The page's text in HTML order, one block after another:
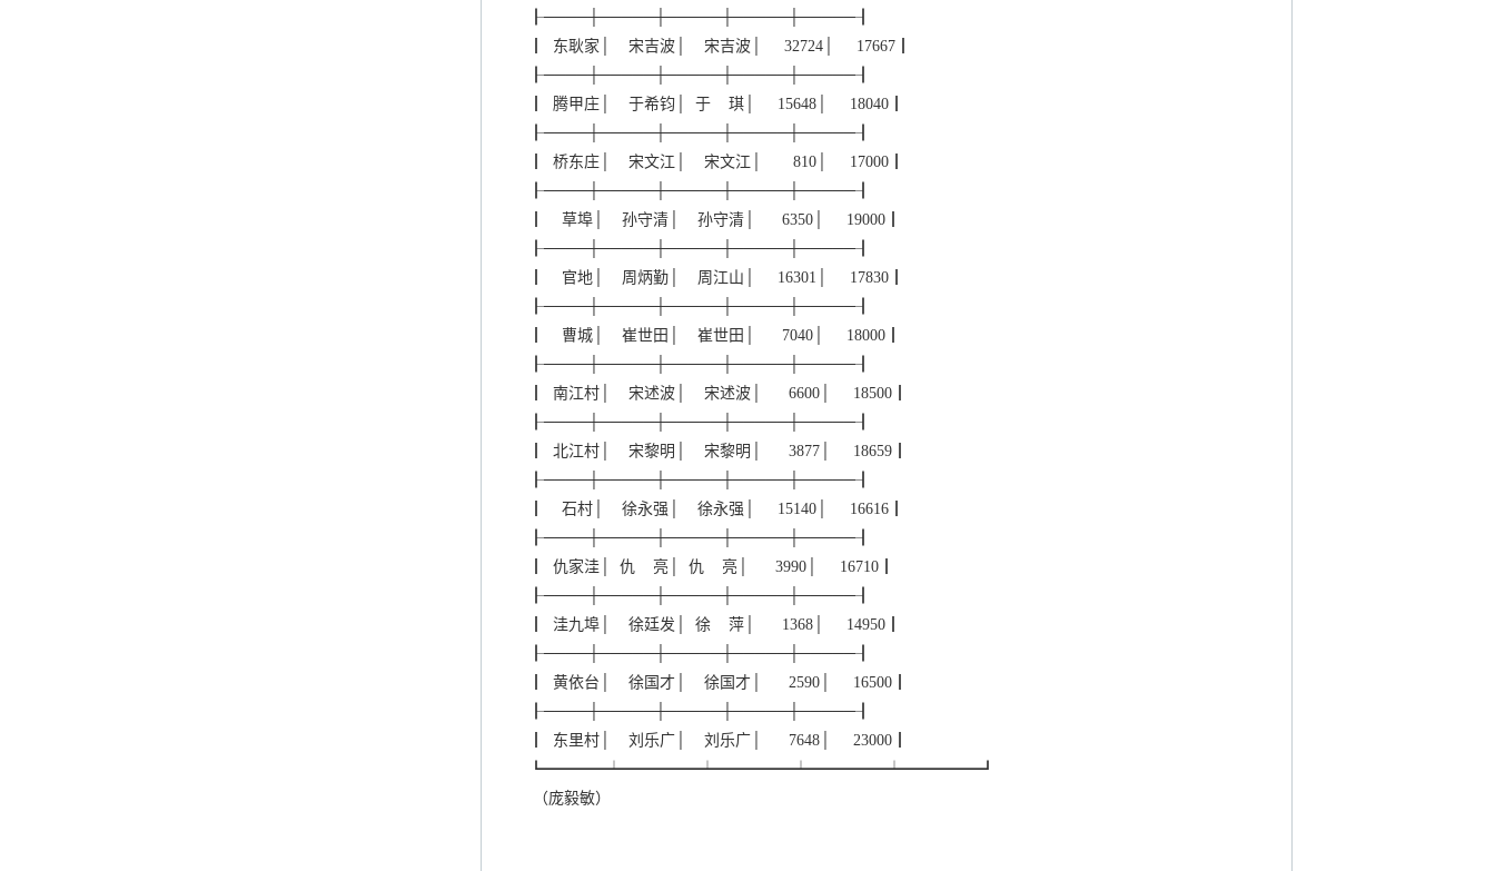
┠────┼─────┼─────┼─────┼─────┨
┃ 东耿家│ 宋吉波│ 宋吉波│ 32724│ 17667┃
┠────┼─────┼─────┼─────┼─────┨
┃ 腾甲庄│ 于希钧│ 于 琪│ 15648│ 18040┃
┠────┼─────┼─────┼─────┼─────┨
┃ 桥东庄│ 宋文江│ 宋文江│ 810│ 17000┃
┠────┼─────┼─────┼─────┼─────┨
┃ 草埠│ 孙守清│ 孙守清│ 6350│ 19000┃
┠────┼─────┼─────┼─────┼─────┨
┃ 官地│ 周炳勤│ 周江山│ 16301│ 17830┃
┠────┼─────┼─────┼─────┼─────┨
┃ 曹城│ 崔世田│ 崔世田│ 7040│ 18000┃
┠────┼─────┼─────┼─────┼─────┨
┃ 南江村│ 宋述波│ 宋述波│ 6600│ 18500┃
┠────┼─────┼─────┼─────┼─────┨
┃ 北江村│ 宋黎明│ 宋黎明│ 3877│ 18659┃
┠────┼─────┼─────┼─────┼─────┨
┃ 石村│ 徐永强│ 徐永强│ 15140│ 16616┃
┠────┼─────┼─────┼─────┼─────┨
┃ 仇家洼│ 仇 亮│ 仇 亮│ 3990│ 16710┃
┠────┼─────┼─────┼─────┼─────┨
┃ 洼九埠│ 徐廷发│ 徐 萍│ 1368│ 14950┃
┠────┼─────┼─────┼─────┼─────┨
┃ 黄依台│ 徐国才│ 徐国才│ 2590│ 16500┃
┠────┼─────┼─────┼─────┼─────┨
┃ 东里村│ 刘乐广│ 刘乐广│ 7648│ 23000┃
┗━━━━┷━━━━━┷━━━━━┷━━━━━┷━━━━━┛
（庞毅敏）